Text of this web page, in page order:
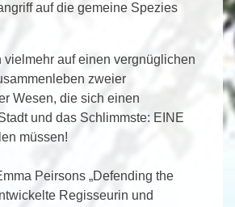
auf die gemeine Spezies
vielmehr auf einen vergnüglichen
zweier
Wesen, die sich einen
und das Schlimmste: EINE
müssen!
Peirsons „Defending the
Regisseurin und